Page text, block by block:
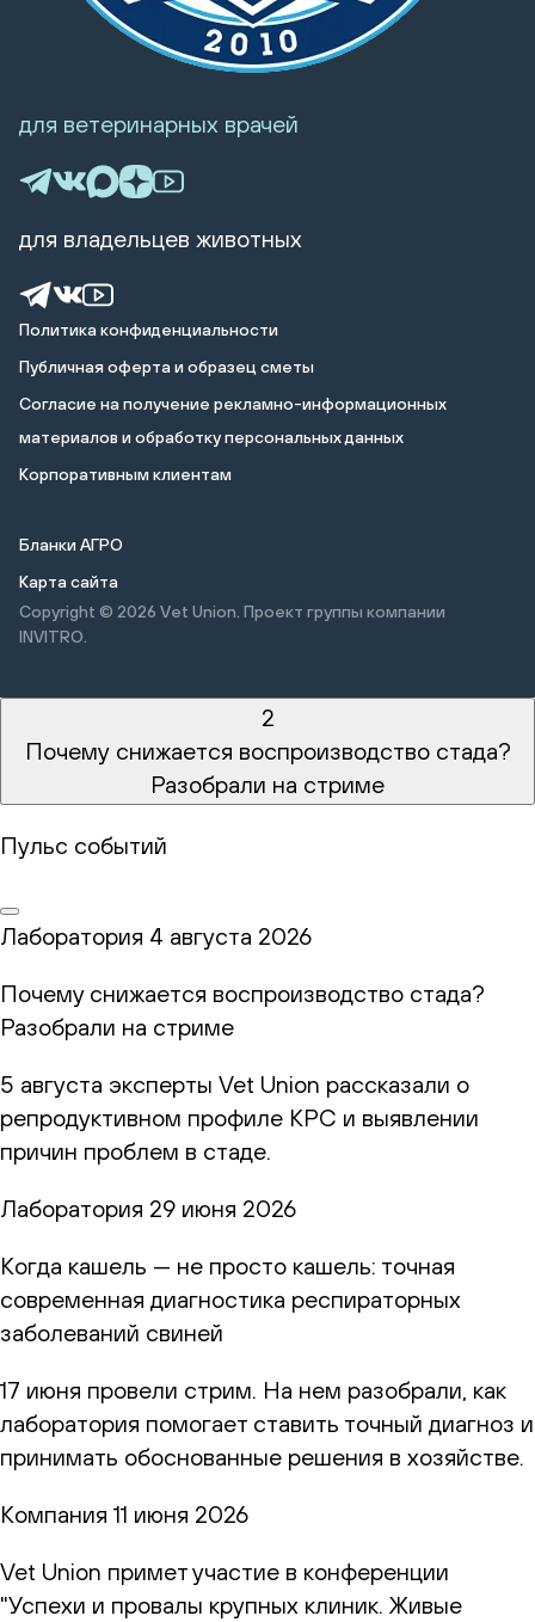
Политика конфиденциальности
Публичная оферта и образец сметы
Cогласие на получение рекламно-информационных
материалов и обработку персональных данных
Корпоративным клиентам
Бланки АГРО
Карта сайта
Copyright © 2026 Vet Union. Проект группы компании
INVITRO.
для ветеринарных врачей
для владельцев животных
2
Почему снижается воспроизводство стада?
Разобрали на стриме
Пульс событий
Лаборатория 4 августа 2026
Почему снижается воспроизводство стада?
Разобрали на стриме
5 августа эксперты Vet Union рассказали о
репродуктивном профиле КРС и выявлении
причин проблем в стаде.
Лаборатория 29 июня 2026
Когда кашель — не просто кашель: точная
современная диагностика респираторных
заболеваний свиней
17 июня провели стрим. На нем разобрали, как
лаборатория помогает ставить точный диагноз и
принимать обоснованные решения в хозяйстве.
Компания 11 июня 2026
Vet Union примет участие в конференции
"Успехи и провалы крупных клиник. Живые